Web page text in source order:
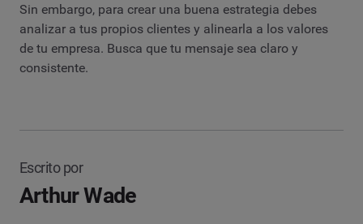
Sin embargo, para crear una buena estrategia debes
analizar a tus propios clientes y alinearla a los valores
de tu empresa. Busca que tu mensaje sea claro y
consistente.
Escrito por
Arthur Wade